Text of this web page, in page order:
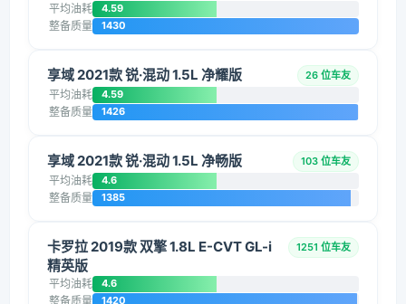
平均油耗 4.59
整备质量 1430
享域 2021款 锐·混动 1.5L 净耀版 26 位车友
平均油耗 4.59
整备质量 1426
享域 2021款 锐·混动 1.5L 净畅版 103 位车友
平均油耗 4.6
整备质量 1385
卡罗拉 2019款 双擎 1.8L E-CVT GL-i
精英版
1251 位车友
平均油耗 4.6
整备质量 1420